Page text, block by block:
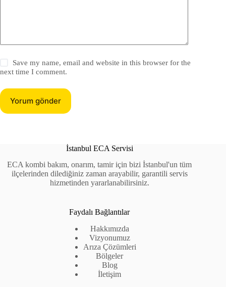
Save my name, email and website in this browser for the
next time I comment.
Yorum gönder
İstanbul ECA Servisi
ECA kombi bakım, onarım, tamir için bizi İstanbul'un tüm
ilçelerinden dilediğiniz zaman arayabilir, garantili servis
hizmetinden yararlanabilirsiniz.
Faydalı Bağlantılar
Hakkımızda
Vizyonumuz
Arıza Çözümleri
Bölgeler
Blog
İletişim